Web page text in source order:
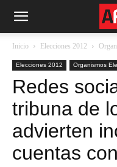
Inicio Elecciones 2012
Elecciones 2012 Organismos
Redes
tribuna de
advierten
cuentas